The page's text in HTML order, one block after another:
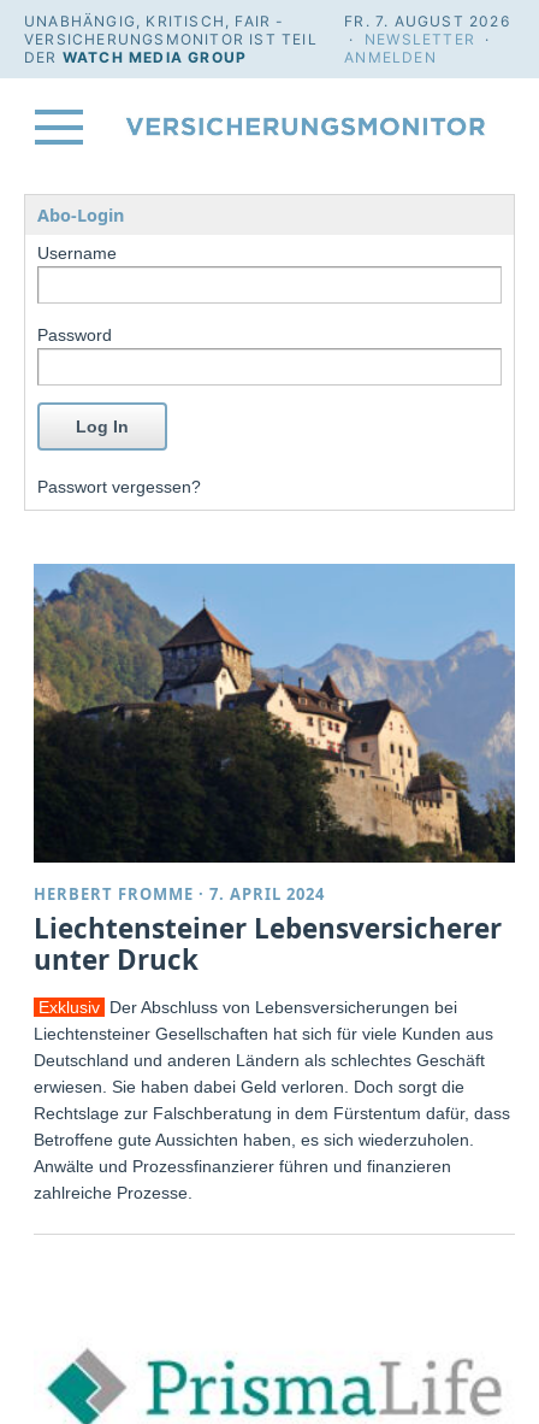
UNABHÄNGIG, KRITISCH, FAIR -
VERSICHERUNGSMONITOR IST TEIL
DER WATCH MEDIA GROUP
FR. 7. AUGUST 2026
· NEWSLETTER
·
ANMELDEN
Abo-Login
Username
Password
Passwort vergessen?
HERBERT FROMME ·7. APRIL 2024
Liechtensteiner Lebensversicherer
unter Druck
Exklusiv Der Abschluss von Lebensversicherungen bei
Liechtensteiner Gesellschaften hat sich für viele Kunden aus
Deutschland und anderen Ländern als schlechtes Geschäft
erwiesen. Sie haben dabei Geld verloren. Doch sorgt die
Rechtslage zur Falschberatung in dem Fürstentum dafür, dass
Betroffene gute Aussichten haben, es sich wiederzuholen.
Anwälte und Prozessfinanzierer führen und finanzieren
zahlreiche Prozesse.